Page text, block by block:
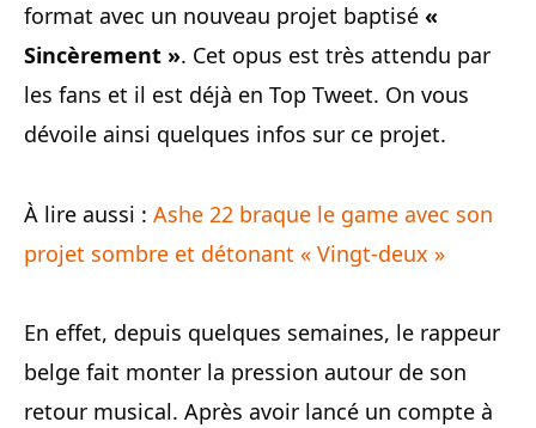
format avec un nouveau projet baptisé «
Sincèrement ». Cet opus est très attendu par
les fans et il est déjà en Top Tweet. On vous
dévoile ainsi quelques infos sur ce projet.
À lire aussi : Ashe 22 braque le game avec son
projet sombre et détonant « Vingt-deux »
En effet, depuis quelques semaines, le rappeur
belge fait monter la pression autour de son
retour musical. Après avoir lancé un compte à